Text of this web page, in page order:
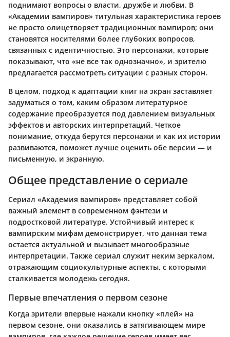
поднимают вопросы о власти, дружбе и любви. В
«Академии вампиров» титульная характеристика героев
не просто олицетворяет традиционных вампиров; они
становятся носителями более глубоких вопросов,
связанных с идентичностью. Это персонажи, которые
показывают, что «не все так однозначно», и зрителю
предлагается рассмотреть ситуации с разных сторон.
В целом, подход к адаптации книг на экран заставляет
задуматься о том, каким образом литературное
содержание преобразуется под давлением визуальных
эффектов и авторских интерпретаций. Четкое
понимание, откуда берутся персонажи и как их истории
развиваются, поможет лучше оценить обе версии — и
письменную, и экранную.
Общее представление о сериале
Сериал «Академия вампиров» представляет собой
важный элемент в современном фэнтези и
подростковой литературе. Устойчивый интерес к
вампирским мифам демонстрирует, что данная тема
остается актуальной и вызывает многообразные
интерпретации. Также сериал служит неким зеркалом,
отражающим социокультурные аспекты, с которыми
сталкивается молодежь сегодня.
Первые впечатления о первом сезоне
Когда зрители впервые нажали кнопку «плей» на
первом сезоне, они оказались в затягивающем мире